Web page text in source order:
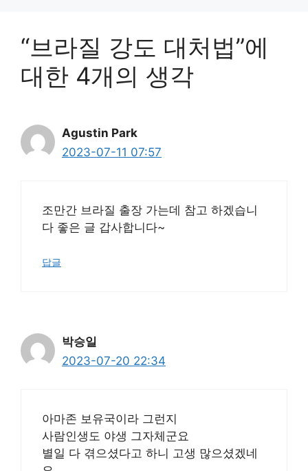
“브라질 강도 대처법”에
대한 4개의 생각
Agustin Park
2023-07-11 07:57
조만간 브라질 출장 가는데 참고 하겠습니
다 좋은 글 갑사합니다~
답글
박승일
2023-07-20 22:34
아마존 보유국이라 그런지
사람인생도 야생 그자체군요
별일 다 겪으셨다고 하니 고생 많으셨겠네